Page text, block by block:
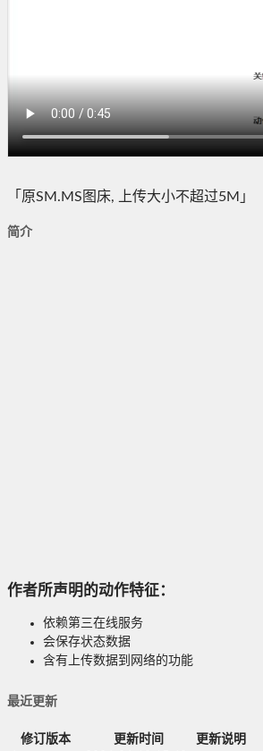
「原SM.MS图床, 上传大小不超过5M」
简介
作者所声明的动作特征：
依赖第三在线服务
会保存状态数据
含有上传数据到网络的功能
最近更新
修订版本 更新时间
更新说明